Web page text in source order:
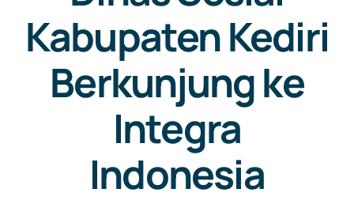
PORTFOLIO
CLIENTS
NEWS
Kabupaten Kediri
Berkunjung ke
Integra
Indonesia